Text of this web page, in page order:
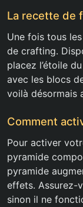
La recette de
Une fois tous
de crafting.
placez l’étoile
avec les blocs
voilà désormais
Comment
Pour activer
pyramide
pyramide
effets. Assurez-
sinon il ne